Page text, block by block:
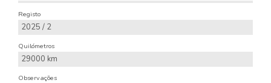
Registo
2025 / 2
Quilómetros
29000 km
Observações